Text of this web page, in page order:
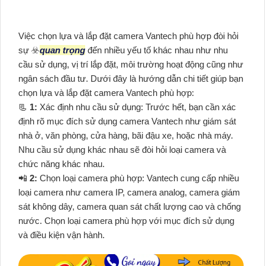
Việc chọn lựa và lắp đặt camera Vantech phù hợp đòi hỏi
sự ☣️quan trọng đến nhiều yếu tố khác nhau như nhu
cầu sử dụng, vị trí lắp đặt, môi trường hoạt động cũng như
ngân sách đầu tư. Dưới đây là hướng dẫn chi tiết giúp bạn
chọn lựa và lắp đặt camera Vantech phù hợp:
📃 1: Xác định nhu cầu sử dụng: Trước hết, bạn cần xác
định rõ mục đích sử dụng camera Vantech như giám sát
nhà ở, văn phòng, cửa hàng, bãi đậu xe, hoặc nhà máy.
Nhu cầu sử dụng khác nhau sẽ đòi hỏi loại camera và
chức năng khác nhau.
📲 2: Chọn loại camera phù hợp: Vantech cung cấp nhiều
loại camera như camera IP, camera analog, camera giám
sát không dây, camera quan sát chất lượng cao và chống
nước. Chọn loại camera phù hợp với mục đích sử dụng
và điều kiện vận hành.